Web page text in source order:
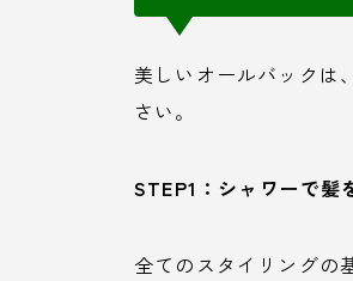
美しいオールバックは
さい。
STEP1：シャワーで髪
全てのスタイリングの